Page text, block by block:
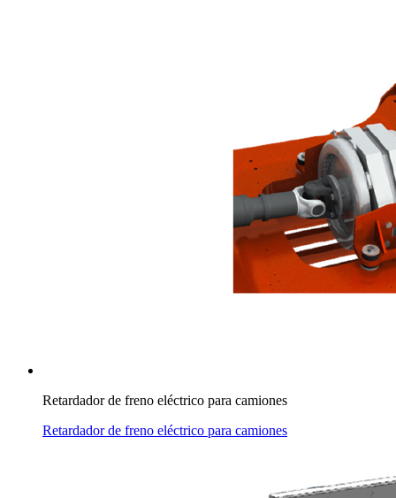
Retardador de freno eléctrico para camiones
Retardador de freno eléctrico para camiones